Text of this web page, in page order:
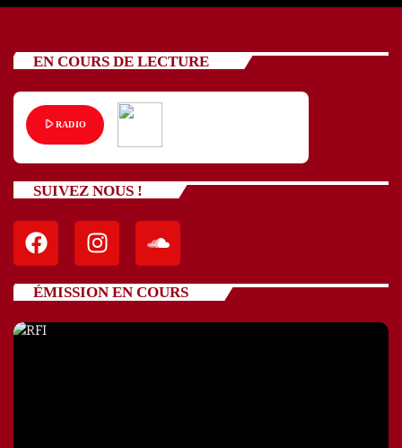
EN COURS DE LECTURE
play_arrowRADIO
SUIVEZ NOUS !
ÉMISSION EN COURS